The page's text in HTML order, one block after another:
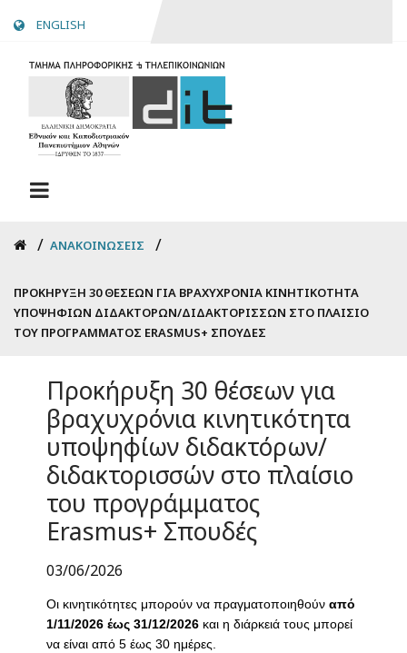
content
ENGLISH
Breadcrumb
ΑΝΑΚΟΙΝΏΣΕΙΣ
ΠΡΟΚΉΡΥΞΗ 30 ΘΈΣΕΩΝ ΓΙΑ ΒΡΑΧΥΧΡΌΝΙΑ ΚΙΝΗΤΙΚΌΤΗΤΑ
ΥΠΟΨΗΦΊΩΝ ΔΙΔΑΚΤΌΡΩΝ/ΔΙΔΑΚΤΟΡΙΣΣΏΝ ΣΤΟ ΠΛΑΊΣΙΟ
ΤΟΥ ΠΡΟΓΡΆΜΜΑΤΟΣ ERASMUS+ ΣΠΟΥΔΈΣ
Προκήρυξη 30 θέσεων για
βραχυχρόνια κινητικότητα
υποψηφίων διδακτόρων/
διδακτορισσών στο πλαίσιο
του προγράμματος
Erasmus+ Σπουδές
03/06/2026
Οι κινητικότητες μπορούν να πραγματοποιηθούν από
1/11/2026 έως 31/12/2026και η διάρκειά τους μπορεί
να είναι από 5 έως 30 ημέρες.